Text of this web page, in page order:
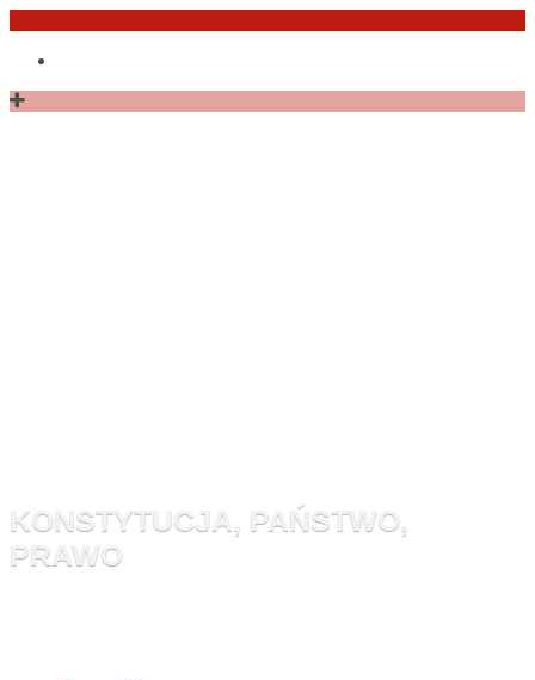
Przejdź
treści
KONSTYTUCJA, PAŃSTWO,
PRAWO